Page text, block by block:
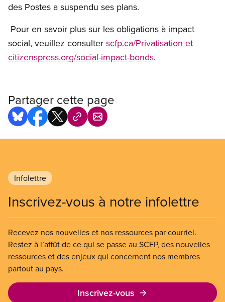
des Postes a suspendu ses plans.
Pour en savoir plus sur les obligations à impact
social, veuillez consulter scfp.ca/Privatisation et
citizenspress.org/social-impact-bonds.
Partager cette page
Infolettre
Inscrivez-vous à notre infolettre
Recevez nos nouvelles et nos ressources par courriel.
Restez à l’affût de ce qui se passe au SCFP, des nouvelles
ressources et des enjeux qui concernent nos membres
partout au pays.
Inscrivez-vous